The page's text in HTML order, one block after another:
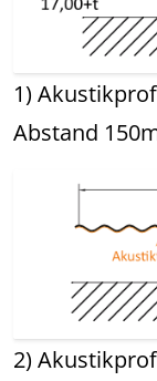
1)
Abstand
2)